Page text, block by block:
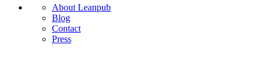
About Leanpub
Blog
Contact
Press